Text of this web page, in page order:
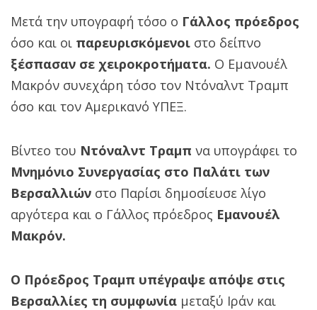
Μετά την υπογραφή τόσο ο Γάλλος πρόεδρος
όσο και οι παρευρισκόμενοι στο δείπνο
ξέσπασαν σε χειροκροτήματα. Ο Εμανουέλ
Μακρόν συνεχάρη τόσο τον Ντόναλντ Τραμπ
όσο και τον Αμερικανό ΥΠΕΞ.
Βίντεο του Ντόναλντ Τραμπ να υπογράφει το
Μνημόνιο Συνεργασίας στο Παλάτι των
Βερσαλλιών στο Παρίσι δημοσίευσε λίγο
αργότερα και ο Γάλλος πρόεδρος Εμανουέλ
Μακρόν.
Ο Πρόεδρος Τραμπ υπέγραψε απόψε στις
Βερσαλλίες τη συμφωνία μεταξύ Ιράν και